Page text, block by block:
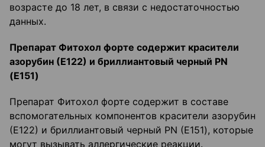
возрасте до 18 лет, в связи с недостаточностью
данных.
Препарат Фитохол форте содержит красители
азорубин (Е122) и бриллиантовый черный PN
(Е151)
Препарат Фитохол форте содержит в составе
вспомогательных компонентов красители азорубин
(Е122) и бриллиантовый черный PN (Е151), которые
могут вызывать аллергические реакции.